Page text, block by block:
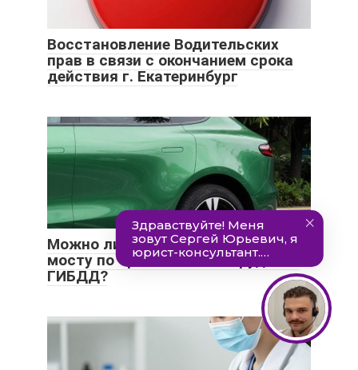
Восстановление Водительских
прав в связи с окончанием срока
действия г. Екатеринбург
Можно ли останавливаться на
мосту по требованию сотрудника
ГИБДД?